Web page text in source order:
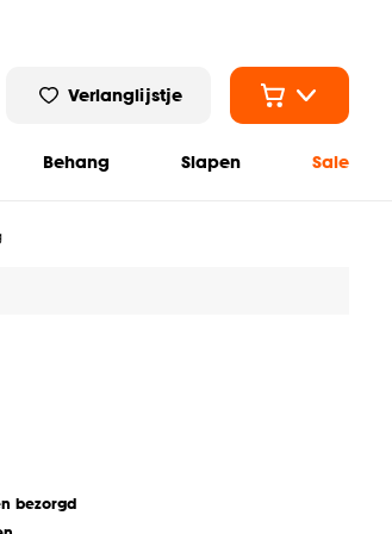
Verlanglijstje
Behang Slapen Sale
bezorgd